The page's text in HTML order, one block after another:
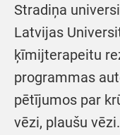
Stradiņa
Latvijas
ķīmijterapeitu
programmas
pētījumos par
vēzi, plaušu